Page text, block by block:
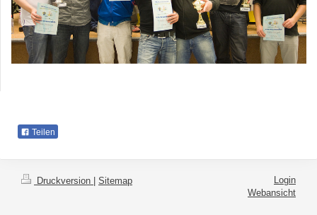
Teilen
Druckversion Sitemap
Login
Webansicht